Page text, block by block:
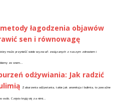
łagodzenia objawów
sen i równowagę
może przynieść wiele wyzwań związanych z naszym zdrowiem i
ze snem...
odżywiania: Jak radzić
Zaburzenia odżywiania, takie jak anoreksja i bulimia, to poważne
osób. Często kryją się za nimi...